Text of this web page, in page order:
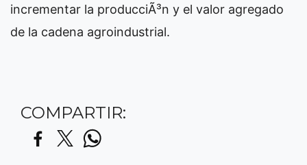
incrementar la producciÃ³n y el valor agregado
de la cadena agroindustrial.
COMPARTIR: